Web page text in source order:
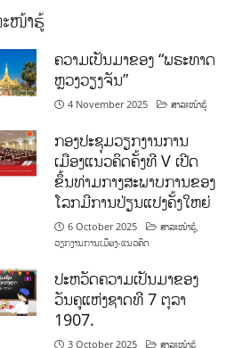
ໜ້າຮູ້
ຄວາມເປັນມາຂອງ “ພຣະທາດ
ຫຼວງວຽງຈັນ”
4 November 2025 ສາລະໜ້າຮູ້
ກອງປະຊຸມວຽກງານການ
ເມືອງແນວຄິດຄັ້ງທີ V ເປີດ
ຂຶ້ນທ່າມກາງສະພາບການຂອງ
ໂລກມີການປ່ຽນແປງຄັ້ງໃຫຍ່
6 October 2025 ສາລະໜ້າຮູ້,
ວຽກງານການເມືອງ-ແນວຄິດ
ປະຫວັດຄວາມເປັນມາຂອງ
ວັນຄູແຫ່ງຊາດທີ 7 ຕຸລາ
1907.
3 October 2025 ສາລະໜ້າຮູ້